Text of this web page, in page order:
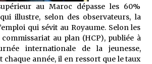
nocturne dans le désert (Un conte
5 ans ago
conte targui/ Quand la tête est vide
au Maroc dépasse les 60%
illustre, selon des observateurs, la
qui sévit au Royaume. Selon les
au plan (HCP), publiée à
internationale de la jeunesse,
chaque année, il en ressort que le taux